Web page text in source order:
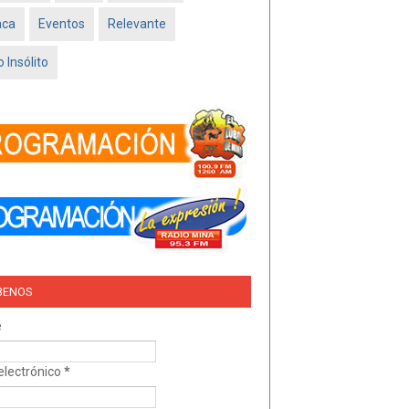
Eventos Relevante
Insólito
*